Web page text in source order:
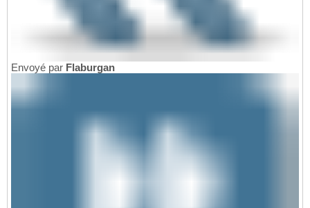
Envoyé par Flaburgan